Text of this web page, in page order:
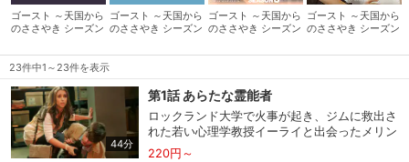
ゴースト ～天国から
のささやき シーズン
ゴースト ～天国から
のささやき シーズン
ゴースト ～天国から
のささやき シーズン
ゴースト ～天国から
のささやき シーズン
23件中1～23件を表示
44分
第1話 あらたな霊能者
ロックランド大学で火事が起き、ジムに救出さ
れた若い心理学教授イーライと出会ったメリン
ダ。
220円～